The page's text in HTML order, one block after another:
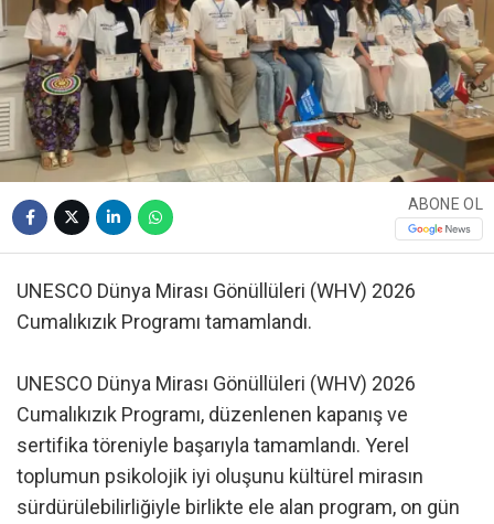
ABONE OL
UNESCO Dünya Mirası Gönüllüleri (WHV) 2026
Cumalıkızık Programı tamamlandı.
UNESCO Dünya Mirası Gönüllüleri (WHV) 2026
Cumalıkızık Programı, düzenlenen kapanış ve
sertifika töreniyle başarıyla tamamlandı. Yerel
toplumun psikolojik iyi oluşunu kültürel mirasın
sürdürülebilirliğiyle birlikte ele alan program, on gün